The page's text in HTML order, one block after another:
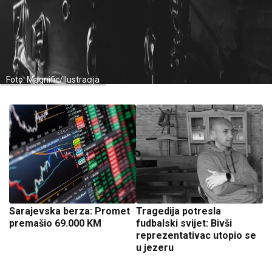
Foto: Magnific/Ilustracija
Sarajevska berza: Promet
premašio 69.000 KM
Tragedija potresla
fudbalski svijet: Bivši
reprezentativac utopio se
u jezeru